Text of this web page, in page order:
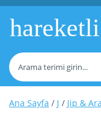
Ana Sayfa / J / Jip &